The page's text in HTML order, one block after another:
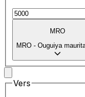
MRO
MRO - Ouguiya
Vers